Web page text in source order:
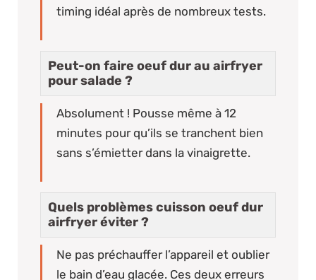
timing idéal après de nombreux tests.
Peut-on faire oeuf dur au airfryer
pour salade ?
Absolument ! Pousse même à 12
minutes pour qu’ils se tranchent bien
sans s’émietter dans la vinaigrette.
Quels problèmes cuisson oeuf dur
airfryer éviter ?
Ne pas préchauffer l’appareil et oublier
le bain d’eau glacée. Ces deux erreurs